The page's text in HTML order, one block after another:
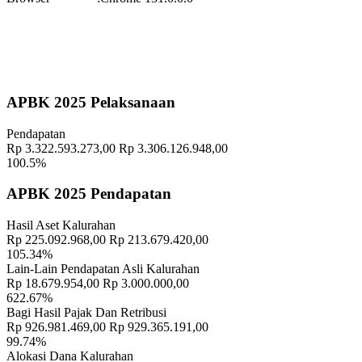
Geografis 10 November 2021
Memahami Peran dan Makna Rois dalam Pembinaan Rois di
Kalurahan Wukirsari 02 April 2024
Sampai Saat Ini 21 November 2022
Profil Lurah 17 November 2021
Kunjungan Studi Tiru Dari Kecamatan Weru Kabupaten Cirebon
Jawa Barat 11 November 2021
Lurah wukirsari menghadiri pembukaan pelatihan tata boga program
PUPM Tahun 2024 06 Mei 2024
Dirgahayu ke-270 Daerah Istimewa Yogyakarta
APBK 2025 Pelaksanaan
Pendapatan
Rp 3.322.593.273,00 Rp 3.306.126.948,00
100.5%
APBK 2025 Pendapatan
Hasil Aset Kalurahan
Rp 225.092.968,00 Rp 213.679.420,00
105.34%
Lain-Lain Pendapatan Asli Kalurahan
Rp 18.679.954,00 Rp 3.000.000,00
622.67%
Bagi Hasil Pajak Dan Retribusi
Rp 926.981.469,00 Rp 929.365.191,00
99.74%
Alokasi Dana Kalurahan